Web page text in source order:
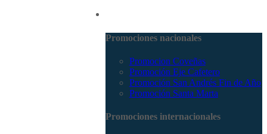
Promociones nacionales
Promocion Coveñas
Promoción Eje Cafetero
Promoción San Andrés Fin de Año
Promoción Santa Marta
Promociones internacionales